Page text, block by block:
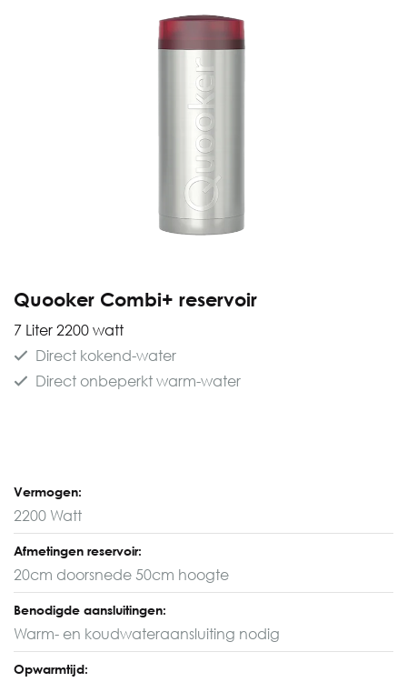
Quooker Combi+ reservoir
7 Liter 2200 watt
Direct kokend-water
Direct onbeperkt warm-water
Vermogen:
2200 Watt
Afmetingen reservoir:
20cm doorsnede 50cm hoogte
Benodigde aansluitingen:
Warm- en koudwateraansluiting nodig
Opwarmtijd: